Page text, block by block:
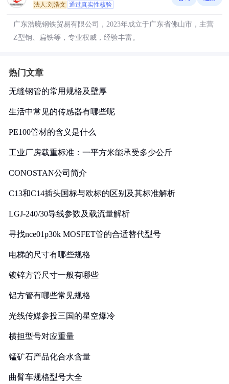
法人:刘浩文 通过真实性核验
广东浩晓钢铁贸易有限公司，2023年成立于广东省佛山市，主营
Z型钢、扁铁等，专业权威，经验丰富。
热门文章
无缝钢管的常用规格及壁厚
生活中常见的传感器有哪些呢
PE100管材的含义是什么
工业厂房载重标准：一平方米能承受多少公斤
CONOSTAN公司简介
C13和C14插头国标与欧标的区别及其标准解析
LGJ-240/30导线参数及载流量解析
寻找nce01p30k MOSFET管的合适替代型号
电梯的尺寸有哪些规格
镀锌方管尺寸一般有哪些
铝方管有哪些常见规格
光线传媒参投三国的星空爆冷
横担型号对应重量
锰矿石产品化合水含量
曲臂车规格型号大全